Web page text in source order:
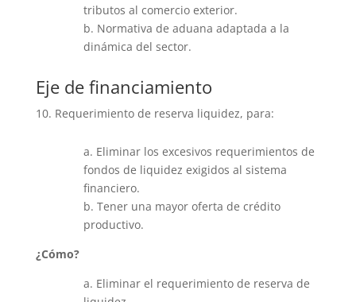
tributos al comercio exterior.
b. Normativa de aduana adaptada a la
dinámica del sector.
Eje de financiamiento
Requerimiento de reserva liquidez, para:
a. Eliminar los excesivos requerimientos de
fondos de liquidez exigidos al sistema
financiero.
b. Tener una mayor oferta de crédito
productivo.
¿Cómo?
a. Eliminar el requerimiento de reserva de